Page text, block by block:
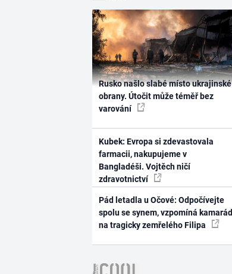
Rusko našlo slabé místo ukrajinské
obrany. Útočit může téměř bez
varování
Kubek: Evropa si zdevastovala
farmacii, nakupujeme v
Bangladéši. Vojtěch ničí
zdravotnictví
Pád letadla u Očové: Odpočívejte
spolu se synem, vzpomíná kamarád
na tragicky zemřelého Filipa